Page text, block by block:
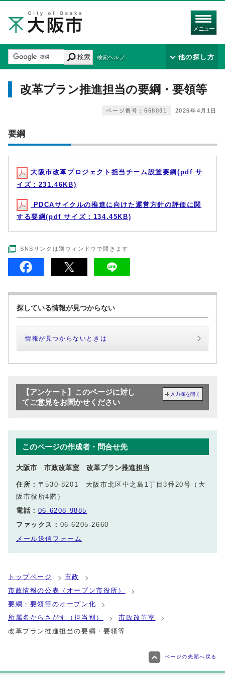
メニュー
検索 検索ヘルプ 他の探し方
改革プラン推進担当の要綱・要領等
2026年4月1日
ページ番号：668031
要綱
大阪市改革プロジェクト担当チーム設置要綱(pdf サ
イズ：231.46KB)
PDCAサイクルの推進に向けた運営方針の評価に関
する要綱(pdf サイズ：134.45KB)
SNSリンクは別ウィンドウで開きます
探している情報が見つからない
情報が見つからないときは
【アンケート】このページに対し
てご意見をお聞かせください
入力欄を開く
このページの作成者・問合せ先
大阪市 市政改革室 改革プラン推進担当
住所： 〒530-8201 大阪市北区中之島1丁目3番20号（大
阪市役所4階）
電話： 06-6208-9885
ファックス： 06-6205-2660
メール送信フォーム
トップページ
市政
市政情報の公表（オープン市役所）
要綱・要領等のオープン化
所属名からさがす（担当別）
市政改革室
改革プラン推進担当の要綱・要領等
ページの先頭へ戻る